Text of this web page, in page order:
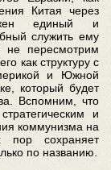
Китая через
единый и
служить ему
не пересмотрим
как структуру с
и Южной
который будет
Вспомним, что
и
коммунизма на
сохраняет
по названию.